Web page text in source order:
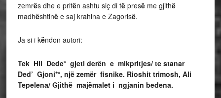
zemrës dhe e pritën ashtu siç di tëpresëme gjithë
madhështinëe saj krahina e Zagorisë.
Ja si i këndon autori:
Tek Hil Dede* gjeti derën e mikpritjes/ te stanar
Ded’ Gjoni**, një zemër fisnike. Rioshit trimosh, Ali
Tepelena/ Gjithë majëmalet i ngjanin bedena.